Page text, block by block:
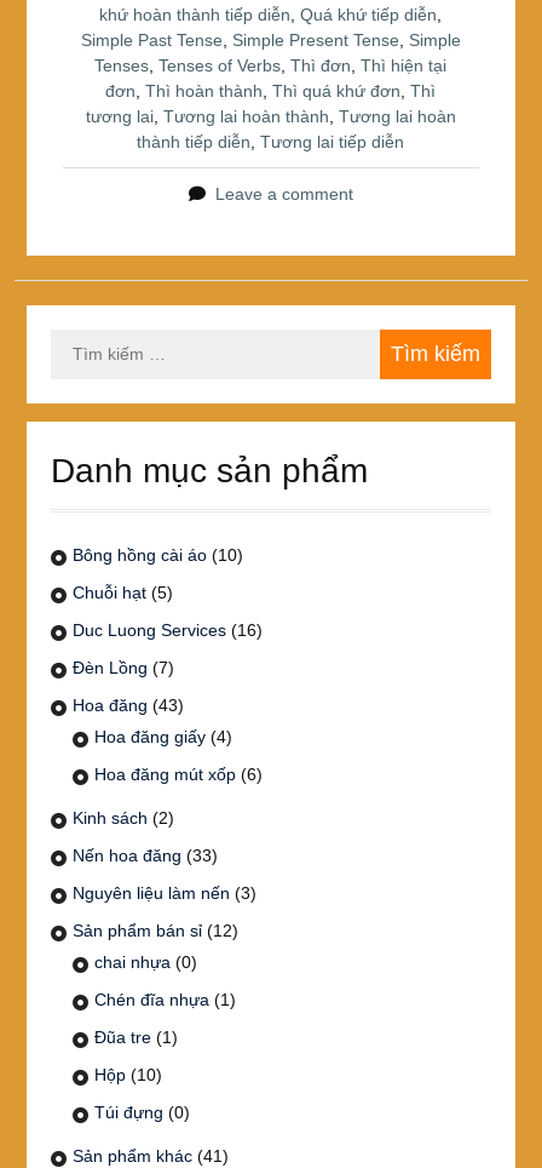
khứ hoàn thành tiếp diễn ,Quá khứ tiếp diễn
Simple Past Tense
Simple Present Tense
Simple
Tenses ,Tenses of Verbs ,Thì đơn ,Thì hiện tại
đơn ,Thì hoàn thành ,Thì quá khứ đơn ,Thì
tương lai, Tương lai hoàn thành Tương lai hoàn
thành tiếp diễn ,Tương lai tiếp diễn
Leave a comment
kiếm
Danh mục sản phẩm
Bông hồng cài áo (10)
Chuỗi hạt (5)
Duc Luong Services (16)
Đèn Lồng (7)
Hoa đăng (43)
Hoa đăng giấy (4)
Hoa đăng mút xốp (6)
Kinh sách (2)
Nến hoa đăng (33)
Nguyên liệu làm nến (3)
Sản phẩm bán sỉ (12)
chai nhựa (0)
Chén đĩa nhựa (1)
Đũa tre (1)
Hộp (10)
Túi đựng (0)
Sản phẩm khác (41)